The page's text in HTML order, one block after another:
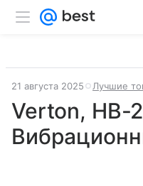
21 августа 2025 Лучшие
Verton, НВ-